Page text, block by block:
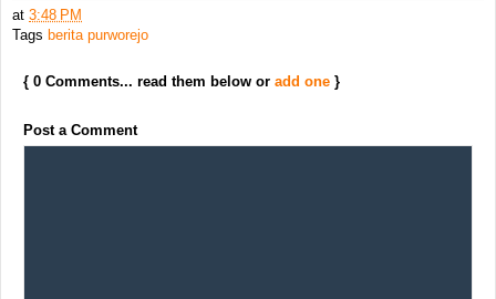
at 3:48 PM
Tags berita purworejo
{ 0 Comments... read them below or add one }
Post a Comment